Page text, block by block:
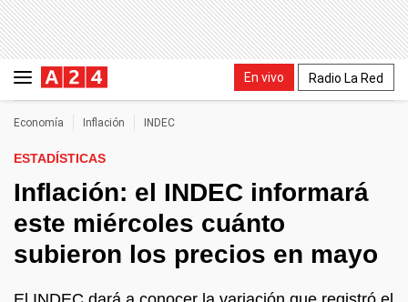
En vivo Radio La Red
Economía Inflación INDEC
ESTADÍSTICAS
Inflación: el INDEC informará
este miércoles cuánto
subieron los precios en mayo